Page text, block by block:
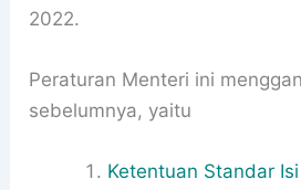
2022.
Peraturan Menteri ini
sebelumnya, yaitu
Ketentuan Standar